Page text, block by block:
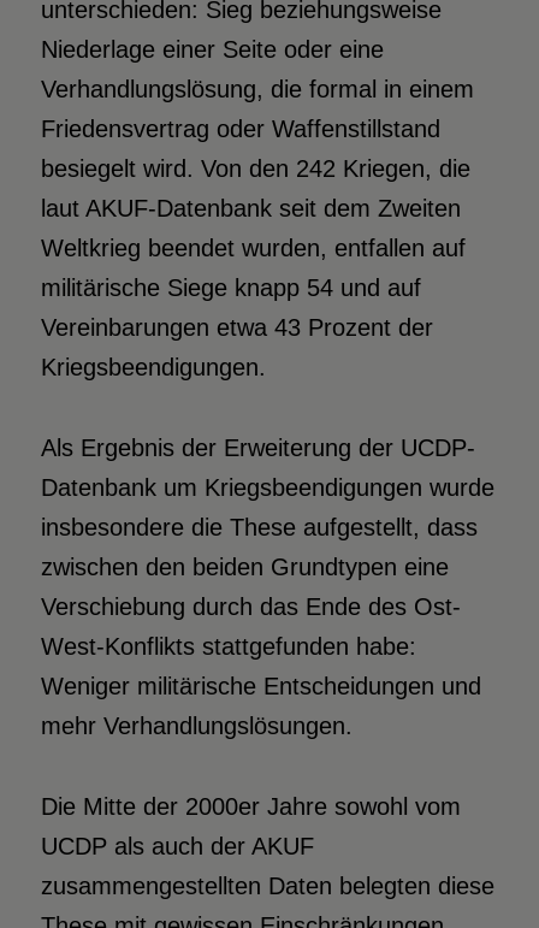
unterschieden: Sieg beziehungsweise
Niederlage einer Seite oder eine
Verhandlungslösung, die formal in einem
Friedensvertrag oder Waffenstillstand
besiegelt wird. Von den 242 Kriegen, die
laut AKUF-Datenbank seit dem Zweiten
Weltkrieg beendet wurden, entfallen auf
militärische Siege knapp 54 und auf
Vereinbarungen etwa 43 Prozent der
Kriegsbeendigungen.
Als Ergebnis der Erweiterung der UCDP-
Datenbank um Kriegsbeendigungen wurde
insbesondere die These aufgestellt, dass
zwischen den beiden Grundtypen eine
Verschiebung durch das Ende des Ost-
West-Konflikts stattgefunden habe:
Weniger militärische Entscheidungen und
mehr Verhandlungslösungen.
Die Mitte der 2000er Jahre sowohl vom
UCDP als auch der AKUF
zusammengestellten Daten belegten diese